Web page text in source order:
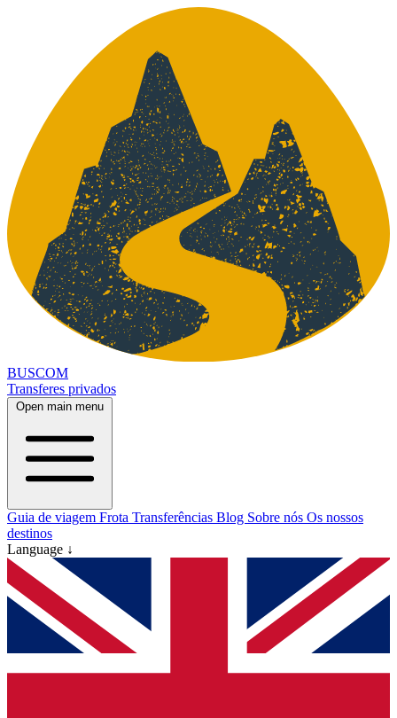
BUSCOM
Transferes privados
Open main menu
Guia de viagem Frota Transferências Blog Sobre nós Os nossos
destinos
Language ↓